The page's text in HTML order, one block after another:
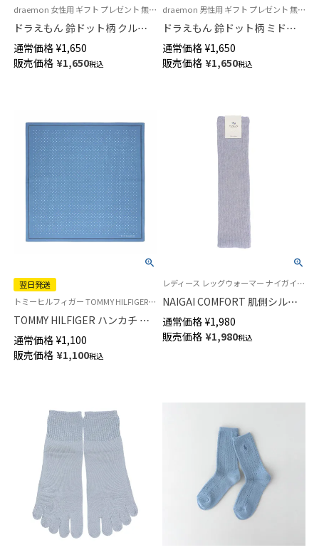
draemon 女性用 ギフト プレゼント 無料ラッピング
ドラえもん 鈴ドット柄 クルー
丈 カジュアル ソックス レディ
ース 日本製 03297104
通常価格 ¥1,650
販売価格 ¥1,650税込
draemon 男性用 ギフト プレゼント 無料ラッピング
ドラえもん 鈴ドット柄 ミドル
丈 カジュアルソックス メンズ
日本製 02462104
通常価格 ¥1,650
販売価格 ¥1,650税込
翌日発送
トミーヒルフィガー TOMMY HILFIGER 公式オンラインショップ・正規ライセンス品 メンズ ブランド ハンカチ ギフト プレゼント
TOMMY HILFIGER ハンカチ ド
ット柄 綿100％ メンズ 【365日
最短翌日発送】02582161
通常価格 ¥1,100
販売価格 ¥1,100税込
レディース レッグウォーマー ナイガイ コンフォート
NAIGAI COMFORT 肌側シルク 2
重編み 綿混メランジ レッグウ
ォーマー レディース 03022806
通常価格 ¥1,980
販売価格 ¥1,980税込